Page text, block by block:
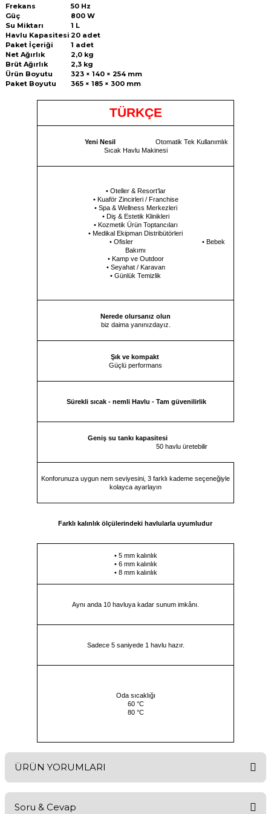
Frekans
50 Hz
Güç
800 W
Su Miktarı
1 L
Havlu Kapasitesi 20 adet
Paket İçeriği
1 adet
Net Ağırlık
2,0 kg
Brüt Ağırlık
2,3 kg
Ürün Boyutu
323 × 140 × 254 mm
Paket Boyutu
365 × 185 × 300 mm
TÜRKÇE
Yeni Nesil
Otomatik Tek Kullanımlık
Sıcak Havlu Makinesi
• Oteller & Resort’lar
• Kuaför Zincirleri / Franchise
• Spa & Wellness Merkezleri
• Diş & Estetik Klinikleri
• Kozmetik Ürün Toptancıları
• Medikal Ekipman Distribütörleri
• Ofisler
• Bebek
Bakımı
• Kamp ve Outdoor
• Seyahat / Karavan
• Günlük Temizlik
Nerede olursanız olun
biz daima yanınızdayız.
Şık ve kompakt
Güçlü performans
Sürekli sıcak - nemli Havlu - Tam güvenilirlik
Geniş su tankı kapasitesi
50 havlu üretebilir
Konforunuza uygun nem seviyesini, 3 farklı kademe seçeneğiyle
kolayca ayarlayın
Farklı kalınlık ölçülerindeki havlularla uyumludur
• 5 mm kalınlık
• 6 mm kalınlık
• 8 mm kalınlık
Aynı anda 10 havluya kadar sunum imkânı.
Sadece 5 saniyede 1 havlu hazır.
Oda sıcaklığı
60 °C
80 °C
ÜRÜN YORUMLARI
Soru & Cevap